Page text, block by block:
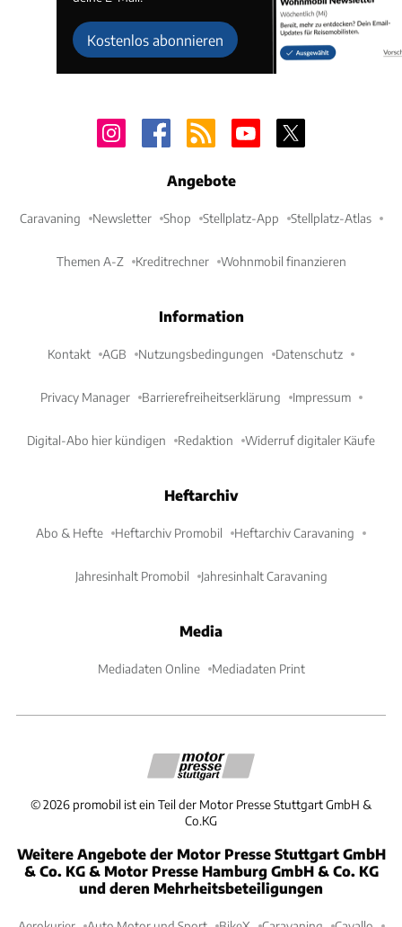
Kostenlos abonnieren
Angebote
Caravaning Newsletter Shop Stellplatz-App Stellplatz-Atlas
Themen A-Z Kreditrechner Wohnmobil finanzieren
Information
Kontakt AGB Nutzungsbedingungen Datenschutz
Privacy Manager Barrierefreiheitserklärung Impressum
Digital-Abo hier kündigen Redaktion Widerruf digitaler Käufe
Heftarchiv
Abo & Hefte Heftarchiv Promobil Heftarchiv Caravaning
Jahresinhalt Promobil Jahresinhalt Caravaning
Media
Mediadaten Online Mediadaten Print
©2026 promobil ist ein Teil der Motor Presse Stuttgart GmbH &
Co.KG
Weitere Angebote der Motor Presse Stuttgart GmbH
& Co. KG & Motor Presse Hamburg GmbH & Co. KG
und deren Mehrheitsbeteiligungen